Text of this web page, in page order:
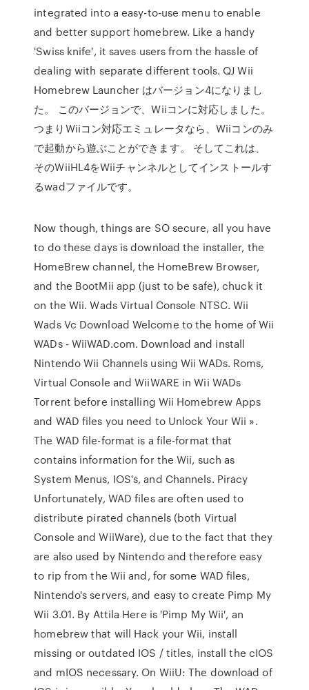
integrated into a easy-to-use menu to enable
and better support homebrew. Like a handy
'Swiss knife', it saves users from the hassle of
dealing with separate different tools. QJ Wii
Homebrew Launcher はバージョン4になりまし
た。 このバージョンで、Wiiコンに対応しました。
つまりWiiコン対応エミュレータなら、Wiiコンのみ
で起動から遊ぶことができます。 そしてこれは、
そのWiiHL4をWiiチャンネルとしてインストールす
るwadファイルです。
Now though, things are SO secure, all you have
to do these days is download the installer, the
HomeBrew channel, the HomeBrew Browser,
and the BootMii app (just to be safe), chuck it
on the Wii. Wads Virtual Console NTSC. Wii
Wads Vc Download Welcome to the home of Wii
WADs - WiiWAD.com. Download and install
Nintendo Wii Channels using Wii WADs. Roms,
Virtual Console and WiiWARE in Wii WADs
Torrent before installing Wii Homebrew Apps
and WAD files you need to Unlock Your Wii ».
The WAD file-format is a file-format that
contains information for the Wii, such as
System Menus, IOS's, and Channels. Piracy
Unfortunately, WAD files are often used to
distribute pirated channels (both Virtual
Console and WiiWare), due to the fact that they
are also used by Nintendo and therefore easy
to rip from the Wii and, for some WAD files,
Nintendo's servers, and easy to create Pimp My
Wii 3.01. By Attila Here is 'Pimp My Wii', an
homebrew that will Hack your Wii, install
missing or outdated IOS / titles, install the cIOS
and mIOS necessary. On WiiU: The download of